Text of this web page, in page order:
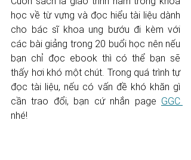
học về từ vựng và đọc hiểu tài liệu dành
cho bác sĩ khoa ung bướu đi kèm với
các bài giảng trong 20 buổi học nên nếu
bạn chỉ đọc ebook thì có thể bạn sẽ
thấy hơi khó một chút. Trong quá trình tự
đọc tài liệu, nếu có vấn đề khó khăn gì
cần trao đổi, bạn cứ nhắn page
nhé!